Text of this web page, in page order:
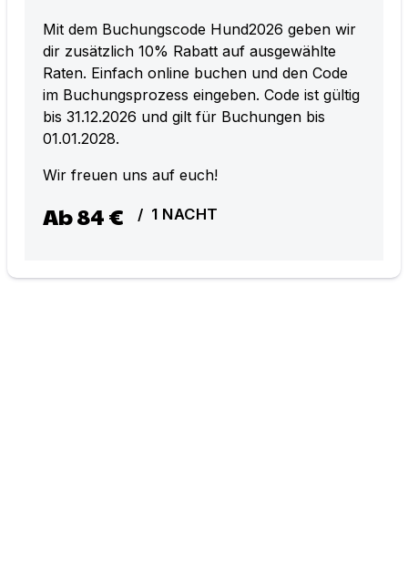
Mit dem Buchungscode Hund2026 geben wir
dir zusätzlich 10% Rabatt auf ausgewählte
Raten. Einfach online buchen und den Code
im Buchungsprozess eingeben. Code ist gültig
bis 31.12.2026 und gilt für Buchungen bis
01.01.2028.
Wir freuen uns auf euch!
Ab84 € / 1 NACHT